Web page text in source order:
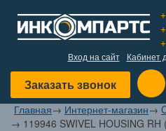
Вход на сайт Кабинет
Заказать звонок
Главная→ Интернет-магазин→
→ 119946 SWIVEL HOUSING RH